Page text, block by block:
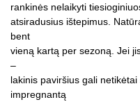
rankinės nelaikyti
atsiradusius ištepimus.
bent
vieną kartą per sezoną. Jei
–
lakinis paviršius gali
impregnantą